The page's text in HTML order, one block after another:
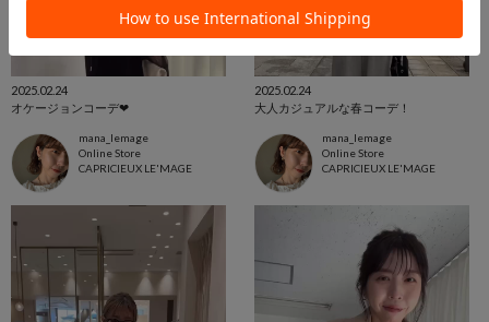
2025.02.24
オケージョンコーデ❤︎
mana_lemage
Online Store
CAPRICIEUX LE'MAGE
2025.02.24
大人カジュアルな春コーデ！
mana_lemage
Online Store
CAPRICIEUX LE'MAGE